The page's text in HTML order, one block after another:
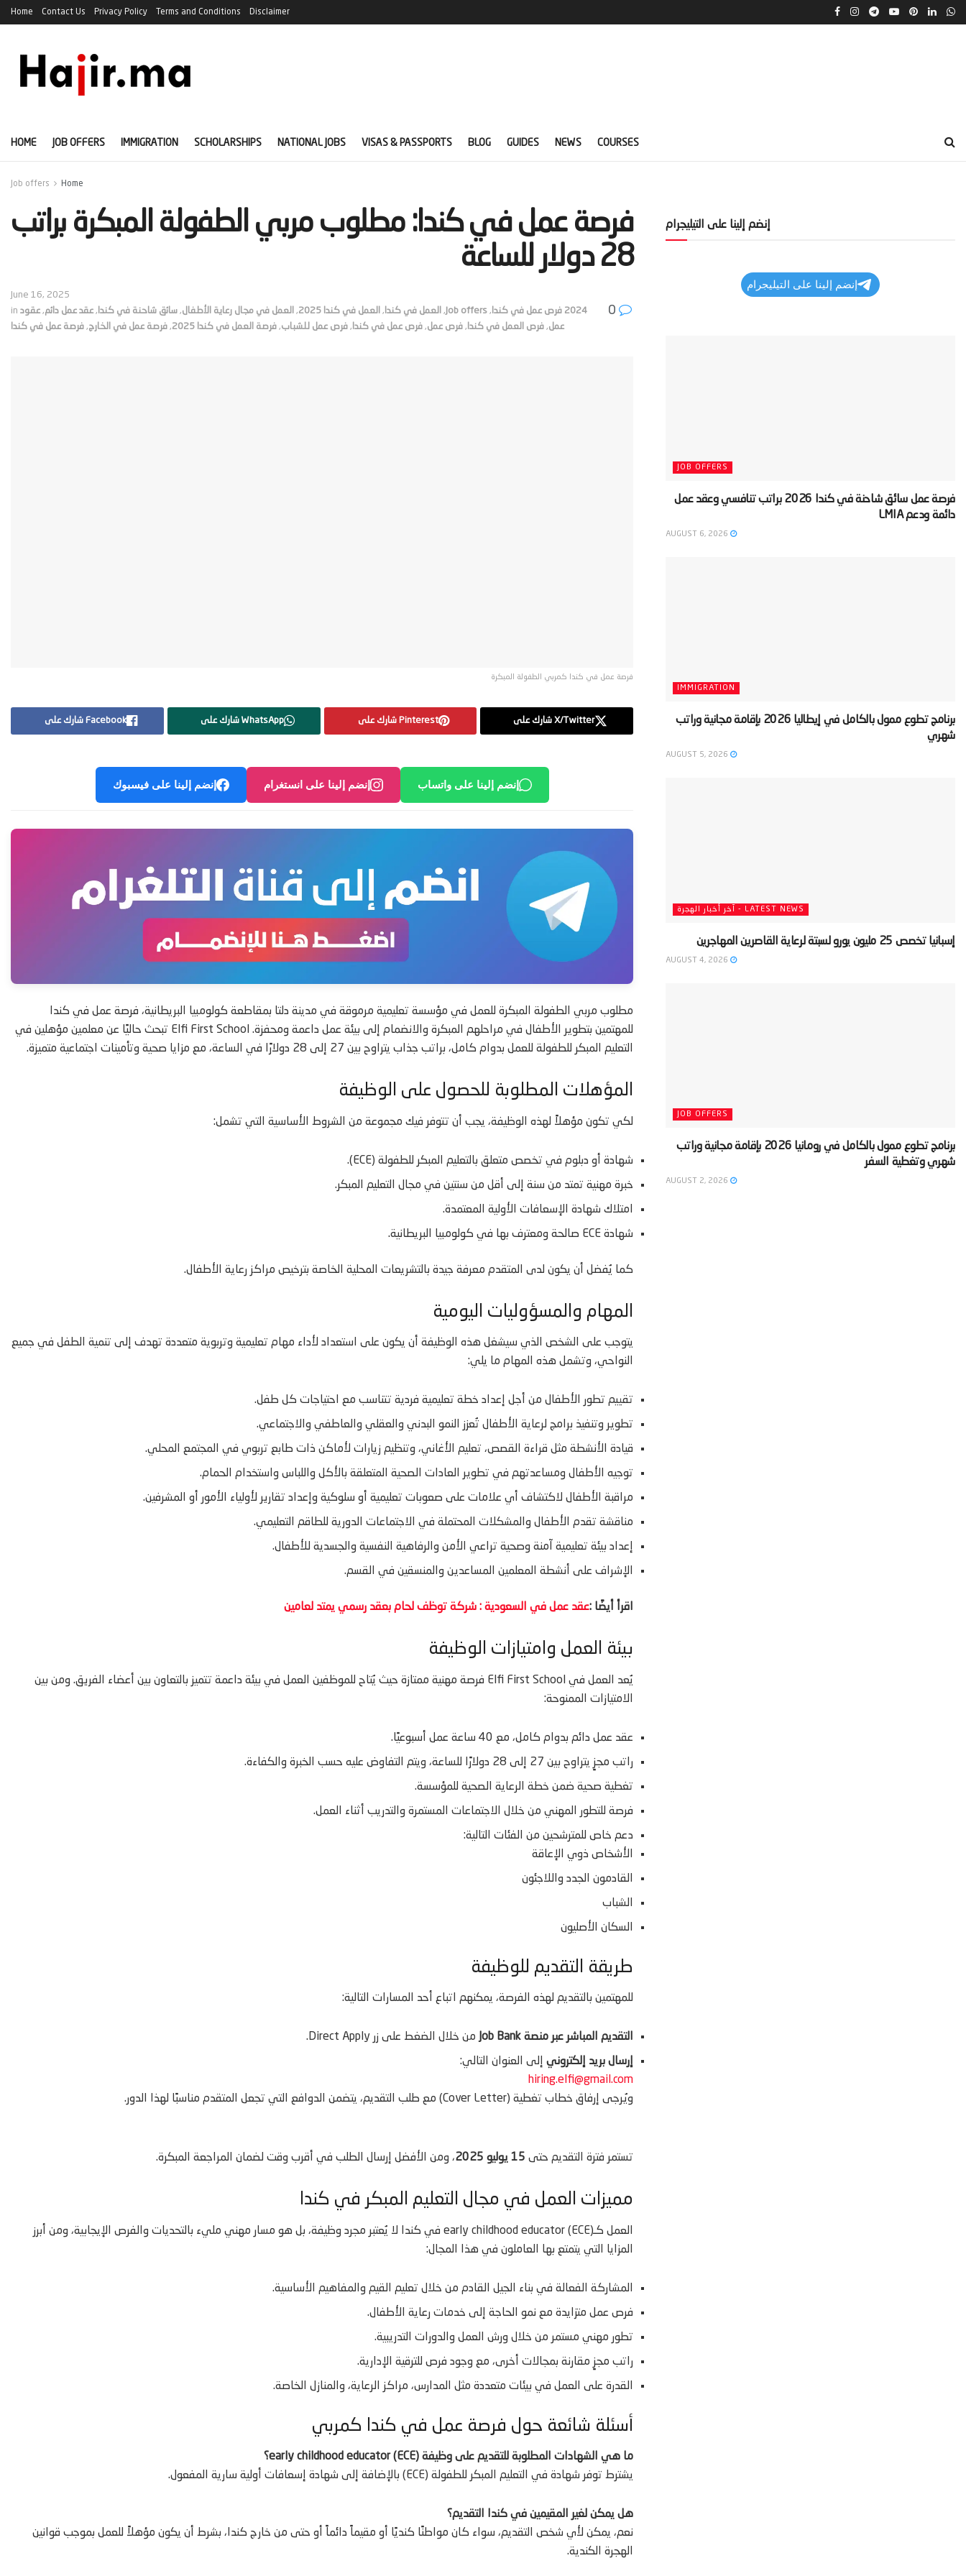
Home Contact Us Privacy Policy Terms and Conditions Disclaimer
HOME JOB OFFERS IMMIGRATION SCHOLARSHIPS NATIONAL JOBS VISAS & PASSPORTS BLOG GUIDES NEWS COURSES
Home
Job offers
‫فرصة عمل في كندا: مطلوب مربي الطفولة المبكرة براتب
28 دولار للساعة‬
June 16, 2025
in
2024 فرص عمل في كندا ,
Job offers
, العمل في كندا , العمل في كندا 2025 , العمل في مجال رعاية الأطفال, سائق شاحنة في كندا , عقد عمل دائم, عقود
عمل, فرص العمل في كندا , فرص عمل, فرص عمل في كندا , فرص عمل للشباب, فرصة العمل في كندا 2025 , فرصة عمل في الخارج, فرصة عمل في كندا
فرصة عمل في كندا كمربي الطفولة المبكرة
Facebook شارك على WhatsApp شارك على Pinterest شارك على X/Twitter شارك على
إنضم إلينا على فيسبوك إنضم إلينا على انستغرام إنضم إلينا على واتساب
مطلوب مربي الطفولة المبكرة للعمل في مؤسسة تعليمية مرموقة في مدينة دلتا بمقاطعة كولومبيا البريطانية، فرصة عمل في كندا
للمهتمين بتطوير الأطفال في مراحلهم المبكرة والانضمام إلى بيئة عمل داعمة ومحفزة. Elfi First School تبحث حاليًا عن معلمين مؤهلين في
التعليم المبكر للطفولة للعمل بدوام كامل، براتب جذاب يتراوح بين 27 إلى 28 دولارًا في الساعة، مع مزايا صحية وتأمينات اجتماعية متميزة.
المؤهلات المطلوبة للحصول على الوظيفة
لكي تكون مؤهلاً لهذه الوظيفة، يجب أن تتوفر فيك مجموعة من الشروط الأساسية التي تشمل:
شهادة أو دبلوم في تخصص متعلق بالتعليم المبكر للطفولة (ECE).
خبرة مهنية تمتد من سنة إلى أقل من سنتين في مجال التعليم المبكر.
امتلاك شهادة الإسعافات الأولية المعتمدة.
شهادة ECE صالحة ومعترف بها في كولومبيا البريطانية.
كما يُفضل أن يكون لدى المتقدم معرفة جيدة بالتشريعات المحلية الخاصة بترخيص مراكز رعاية الأطفال.
المهام والمسؤوليات اليومية
يتوجب على الشخص الذي سيشغل هذه الوظيفة أن يكون على استعداد لأداء مهام تعليمية وتربوية متعددة تهدف إلى تنمية الطفل في جميع
النواحي، وتشمل هذه المهام ما يلي:
تقييم تطور الأطفال من أجل إعداد خطة تعليمية فردية تتناسب مع احتياجات كل طفل.
تطوير وتنفيذ برامج لرعاية الأطفال تُعزز النمو البدني والعقلي والعاطفي والاجتماعي.
قيادة الأنشطة مثل قراءة القصص، تعليم الأغاني، وتنظيم زيارات لأماكن ذات طابع تربوي في المجتمع المحلي.
توجيه الأطفال ومساعدتهم في تطوير العادات الصحية المتعلقة بالأكل واللباس واستخدام الحمام.
مراقبة الأطفال لاكتشاف أي علامات على صعوبات تعليمية أو سلوكية وإعداد تقارير لأولياء الأمور أو المشرفين.
مناقشة تقدم الأطفال والمشكلات المحتملة في الاجتماعات الدورية للطاقم التعليمي.
إعداد بيئة تعليمية آمنة وصحية تراعي الأمن والرفاهية النفسية والجسدية للأطفال.
الإشراف على أنشطة المعلمين المساعدين والمنسقين في القسم.
اقرأ أيضًا :عقد عمل في السعودية : شركة توظف لحام بعقد رسمي يمتد لعامين
بيئة العمل وامتيازات الوظيفة
يُعد العمل في Elfi First School فرصة مهنية ممتازة حيث يُتاح للموظفين العمل في بيئة داعمة تتميز بالتعاون بين أعضاء الفريق. ومن بين
الامتيازات الممنوحة:
عقد عمل دائم بدوام كامل، مع 40 ساعة عمل أسبوعيًا.
راتب مجزٍ يتراوح بين 27 إلى 28 دولارًا للساعة، ويتم التفاوض عليه حسب الخبرة والكفاءة.
تغطية صحية ضمن خطة الرعاية الصحية للمؤسسة.
فرصة للتطور المهني من خلال الاجتماعات المستمرة والتدريب أثناء العمل.
دعم خاص للمترشحين من الفئات التالية:
الأشخاص ذوي الإعاقة
القادمون الجدد واللاجئون
الشباب
السكان الأصليون
طريقة التقديم للوظيفة
للمهتمين بالتقديم لهذه الفرصة، يمكنهم اتباع أحد المسارات التالية:
التقديم المباشر عبر منصة Job Bank من خلال الضغط على زر Direct Apply.
إرسال بريد إلكتروني إلى العنوان التالي:
hiring.elfi@gmail.com
ويُرجى إرفاق خطاب تغطية (Cover Letter) مع طلب التقديم، يتضمن الدوافع التي تجعل المتقدم مناسبًا لهذا الدور.
تستمر فترة التقديم حتى 15 يوليو 2025 ، ومن الأفضل إرسال الطلب في أقرب وقت لضمان المراجعة المبكرة.
مميزات العمل في مجال التعليم المبكر في كندا
العمل كـearly childhood educator (ECE) في كندا لا يُعتبر مجرد وظيفة، بل هو مسار مهني مليء بالتحديات والفرص الإيجابية، ومن أبرز
المزايا التي يتمتع بها العاملون في هذا المجال:
المشاركة الفعالة في بناء الجيل القادم من خلال تعليم القيم والمفاهيم الأساسية.
فرص عمل متزايدة مع نمو الحاجة إلى خدمات رعاية الأطفال.
تطور مهني مستمر من خلال ورش العمل والدورات التدريبية.
راتب مجزٍ مقارنة بمجالات أخرى، مع وجود فرص للترقية الإدارية.
القدرة على العمل في بيئات متعددة مثل المدارس، مراكز الرعاية، والمنازل الخاصة.
أسئلة شائعة حول فرصة عمل في كندا كمربي
ما هي الشهادات المطلوبة للتقديم على وظيفة early childhood educator (ECE)؟
يشترط توفر شهادة في التعليم المبكر للطفولة (ECE) بالإضافة إلى شهادة إسعافات أولية سارية المفعول.
هل يمكن لغير المقيمين في كندا التقديم؟
نعم، يمكن لأي شخص التقديم، سواء كان مواطنًا كنديًا أو مقيماً دائماً أو حتى من خارج كندا، بشرط أن يكون مؤهلاً للعمل بموجب قوانين
الهجرة الكندية.
إنضم إلينا على التيليجرام
إنضم إلينا على التيليجرام
JOB OFFERS
‫فرصة عمل سائق شاحنة في كندا 2026 براتب تنافسي وعقد عمل
دائمة ودعم LMIA‬
IMMIGRATION
‫برنامج تطوع ممول بالكامل في إيطاليا 2026 بإقامة مجانية وراتب
شهري‬
LATEST NEWS - آخر أخبار الهجرة
‫إسبانيا تخصص 25 مليون يورو لسبتة لرعاية القاصرين المهاجرين‬
JOB OFFERS
‫برنامج تطوع ممول بالكامل في رومانيا 2026 بإقامة مجانية وراتب
شهري وتغطية السفر‬